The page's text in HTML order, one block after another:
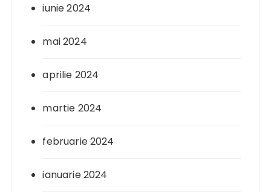
iunie 2024
mai 2024
aprilie 2024
martie 2024
februarie 2024
ianuarie 2024